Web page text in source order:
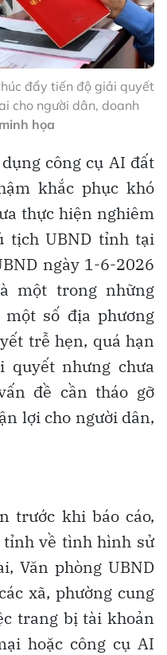
đẩy tiến độ giải quyết
cho người dân, doanh
họa
công cụ AI đất
khắc phục khó
thực hiện nghiêm
tịch UBND tỉnh tại
ngày 1-6-2026
một trong những
số địa phương
trễ hẹn, quá hạn
quyết nhưng chưa
đề cần tháo gỡ
lợi cho người dân,
trước khi báo cáo,
tỉnh về tình hình sử
Văn phòng UBND
xã, phường cung
trang bị tài khoản
hoặc công cụ AI